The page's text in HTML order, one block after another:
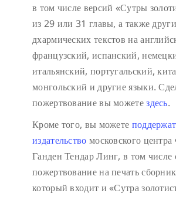
в том числе версий «Сутры
из 29 или 31 главы, а также
дхармических текстов на
французский, испанский,
итальянский, португальский,
монгольский и другие языки.
пожертвование вы можетездесь.
Кроме того, вы можете
издательство московского
Ганден Тендар Линг, в том числе
пожертвование на печать
который входит и «Сутра